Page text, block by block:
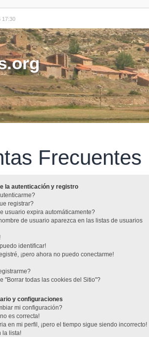
17:30
Frecuentes
la autenticación y registro
registrar?
usuario expira automáticamente?
de usuario aparezca en las listas de usuarios
identificar!
¡pero ahora no puedo conectarme!
"Borrar todas las cookies del Sitio"?
y configuraciones
mi configuración?
es correcta!
en mi perfil, ¡pero el tiempo sigue siendo incorrecto!
la lista!